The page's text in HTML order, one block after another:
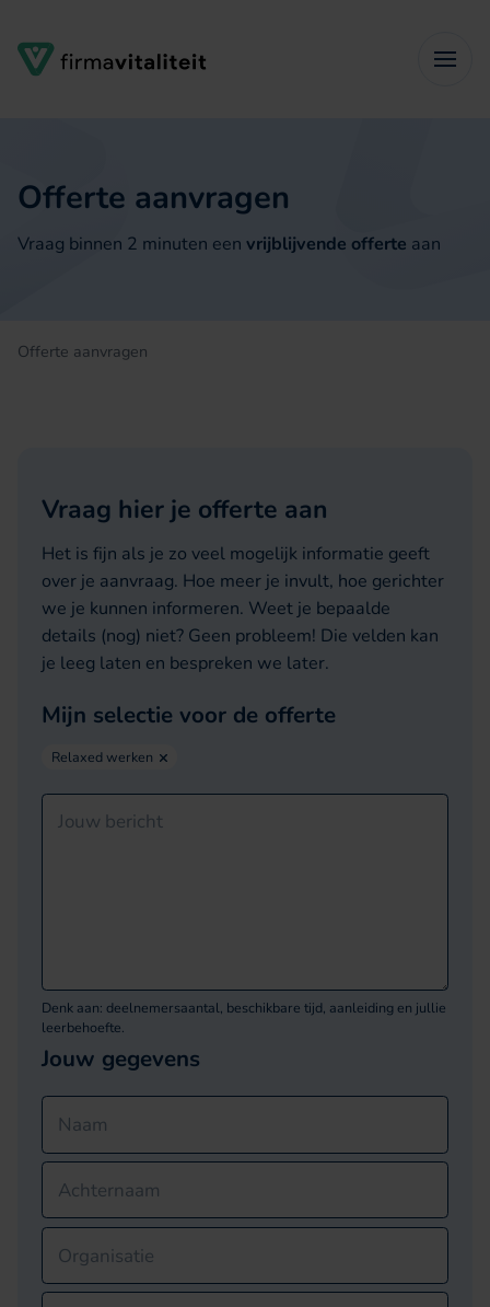
Offerte aanvragen
Vraag binnen 2 minuten eenvrijblijvende offerte aan
Offerte aanvragen
Vraag hier je offerte aan
Het is fijn als je zo veel mogelijk informatie geeft
over je aanvraag. Hoe meer je invult, hoe gerichter
we je kunnen informeren. Weet je bepaalde
details (nog) niet? Geen probleem! Die velden kan
je leeg laten en bespreken we later.
Mijn selectie voor de offerte
Relaxed werken
Dit veld is verborgen bij het bekijken van het formulier
Jouw bericht
Denk aan: deelnemersaantal, beschikbare tijd, aanleiding en jullie
leerbehoefte.
Jouw gegevens
Naam
Achternaam
Organisatie